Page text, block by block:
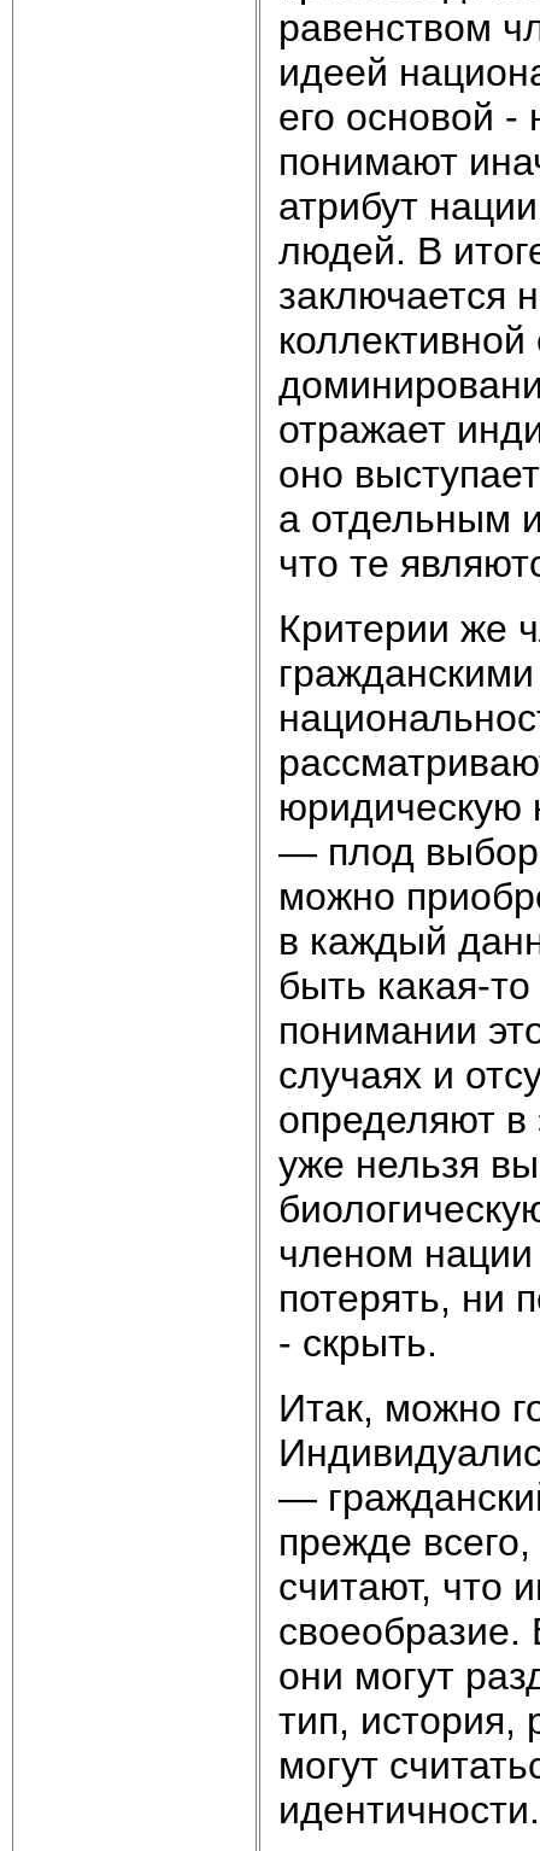
равенством
идеей
его основой -
понимают
атрибут
людей. В
заключается
отражает
оно
а отдельным
что те
Критерии же
юридическую
— плод
можно
в каждый
быть какая-
понимании
случаях и
определяют в
уже нельзя
членом
потерять, ни
- скрыть.
Итак, можно
—
прежде
считают, что
своеобразие.
они могут
тип, история,
могут
идентичности.